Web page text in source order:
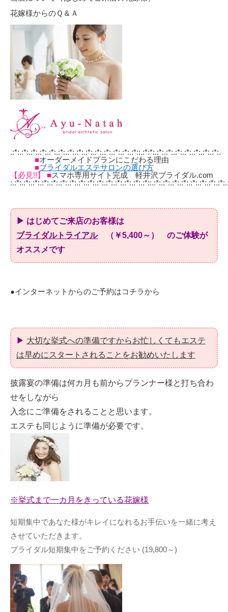
花嫁様からのＱ＆Ａ
.:*:.:*:.:*:.:*:.:*:.:*:.:*:.:*:.:*:.:*:.:*:.:*:.:*:.:*::.:*:*:.:*:.:*:.:*:.:*:.:*:.:*:.:*:.
■オーダーメイドプランにこだわる理由
■ブライダルエステサロンの選び方
【必見!!】 ■スマホ専用サイト完成 軽井沢ブライダル.com
▶ はじめてご来店のお客様は
ブライダルトライアル（￥5,400～） のご体験が
オススメです
●インターネットからのご予約はコチラから
▶ 大切な挙式への準備ですからお忙しくてもエステ
は早めにスタートされることをお勧めいたします
披露宴の準備は何カ月も前からプランナー様と打ち合わ
せをしながら
入念にご準備をされることと思います。
エステも同じように準備が必要です。
※挙式まで一カ月をきっている花嫁様
短期集中であなた様がキレイになれるお手伝いを一緒に考え
させていただきます。
ブライダル短期集中をご予約ください (19,800～)